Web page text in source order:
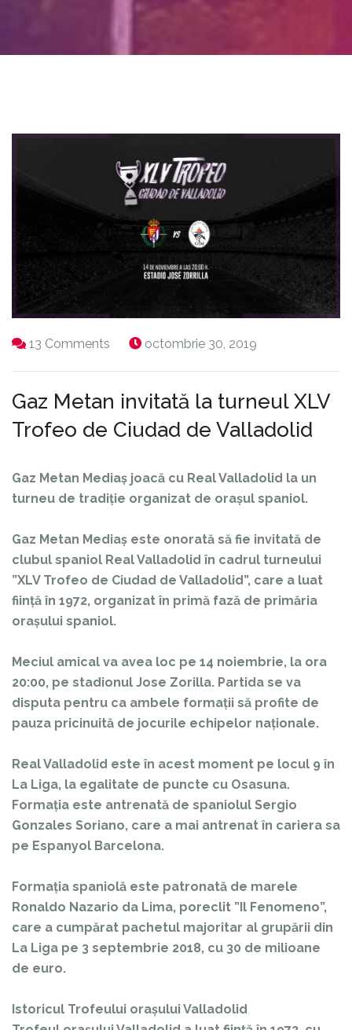
13 Comments octombrie 30, 2019
Gaz Metan invitată la turneul XLV
Trofeo de Ciudad de Valladolid
Gaz Metan Mediaș joacă cu Real Valladolid la un
turneu de tradiție organizat de orașul spaniol.
Gaz Metan Mediaș este onorată să fie invitată de
clubul spaniol Real Valladolid în cadrul turneului
”XLV Trofeo de Ciudad de Valladolid”, care a luat
ființă în 1972, organizat în primă fază de primăria
orașului spaniol.
Meciul amical va avea loc pe 14 noiembrie, la ora
20:00, pe stadionul Jose Zorilla. Partida se va
disputa pentru ca ambele formații să profite de
pauza pricinuită de jocurile echipelor naționale.
Real Valladolid este în acest moment pe locul 9 în
La Liga, la egalitate de puncte cu Osasuna.
Formația este antrenată de spaniolul Sergio
Gonzales Soriano, care a mai antrenat în cariera sa
pe Espanyol Barcelona.
Formația spaniolă este patronată de marele
Ronaldo Nazario da Lima, poreclit ”Il Fenomeno”,
care a cumpărat pachetul majoritar al grupării din
La Liga pe 3 septembrie 2018, cu 30 de milioane
de euro.
Istoricul Trofeului orașului Valladolid